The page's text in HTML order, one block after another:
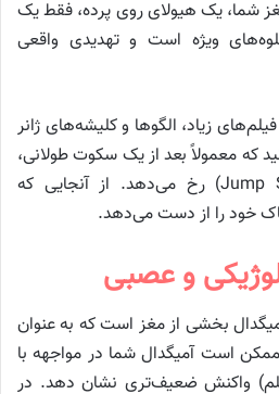
شما، یک هیولای روی پرده، فقط یک
ویژه است و تهدیدی واقعی
زیاد، الگوها و کلیشه‌های ژانر
که معمولاً بعد از یک سکوت طولانی،
یک “جیمپ اسکر” (Jump Scare) رخ می‌دهد. از آنجایی که
خود را از دست می‌دهد.
و عصبی
بخشی از مغز است که به عنوان
است آمیگدال شما در مواجهه با
واکنش ضعیف‌تری نشان دهد. در